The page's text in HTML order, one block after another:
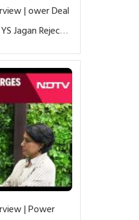
| ower Deal
Jagan Rejects
| Power